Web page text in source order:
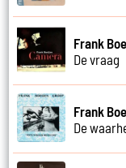
Frank
De vraag
Frank
De